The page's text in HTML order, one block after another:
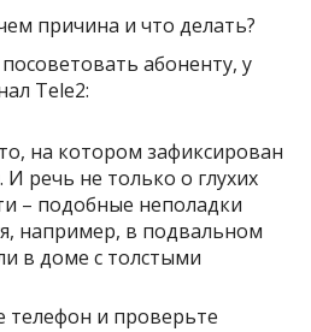
абоненту, у
Tele2:
на котором зафиксирован
И речь не только о глухих
– подобные неполадки
например, в подвальном
в доме с толстыми
телефон и проверьте